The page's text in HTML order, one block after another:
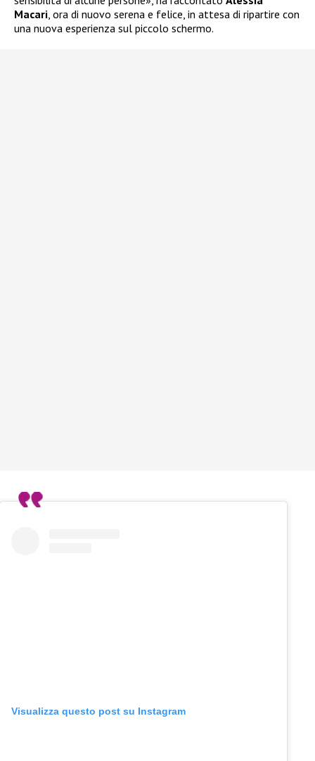
Macari , ora di nuovo serena e felice, in attesa di ripartire con
una nuova esperienza sul piccolo schermo.
Visualizza questo post su Instagram